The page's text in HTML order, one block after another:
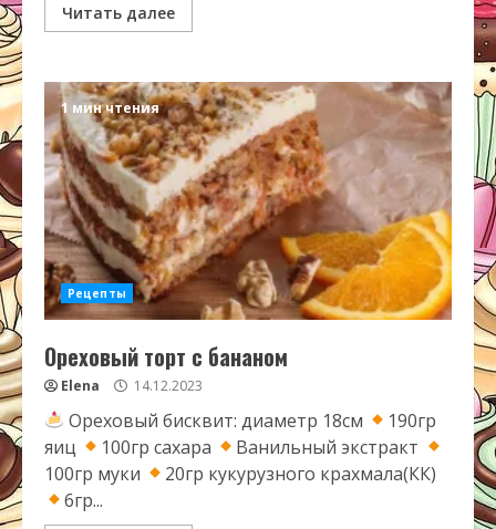
Читать далее
1 мин чтения
Рецепты
Ореховый торт с бананом
Elena 14.12.2023
Ореховый бисквит: диаметр 18см
190гр
яиц
100гр сахара
Ванильный экстракт
100гр муки
20гр кукурузного крахмала(КК)
6гр...